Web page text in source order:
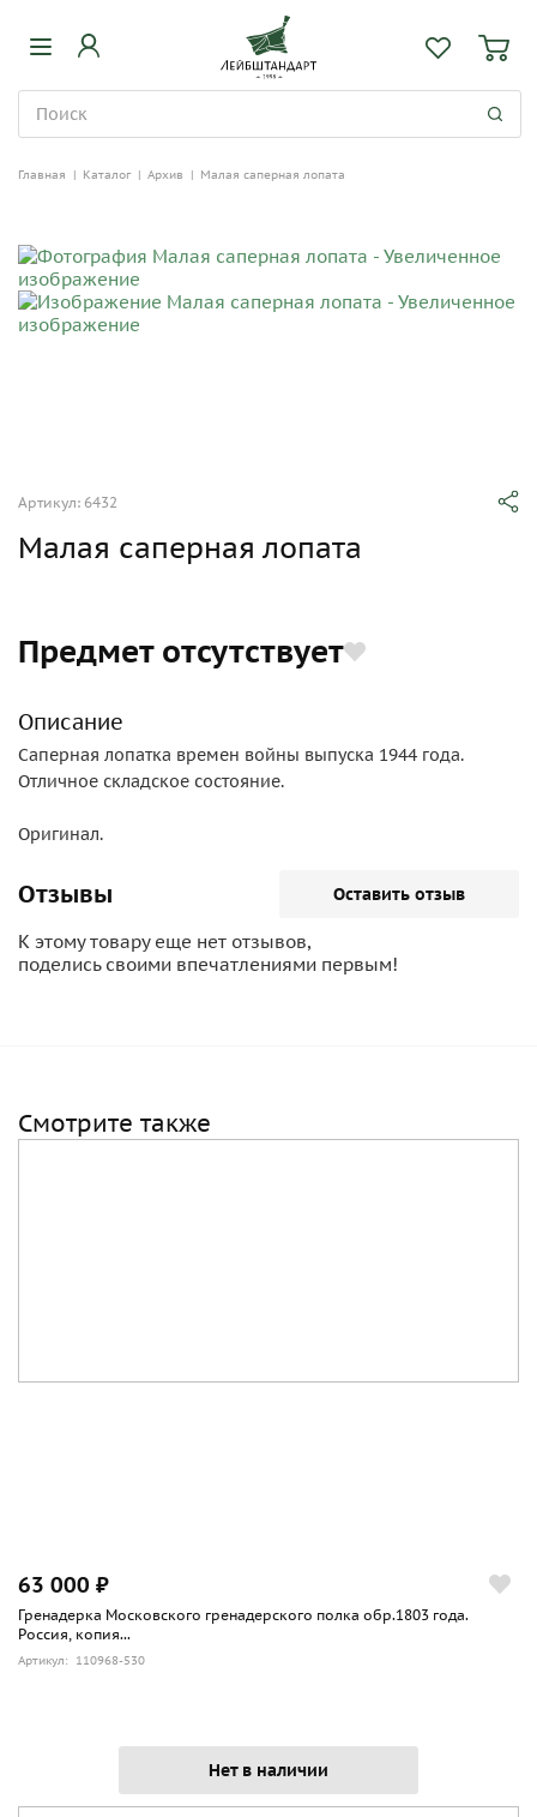
Главная | Каталог | Архив | Малая саперная лопата
Артикул: 6432
Малая саперная лопата
Предмет отсутствует
Описание
Саперная лопатка времен войны выпуска 1944 года.
Отличное складское состояние.
Оригинал.
Отзывы Оставить отзыв
К этому товару еще нет отзывов,
поделись своими впечатлениями первым!
Смотрите также
63 000 ₽
Гренадерка Московского гренадерского полка обр.1803 года.
Россия, копия...
Артикул: 110968-530
Нет в наличии